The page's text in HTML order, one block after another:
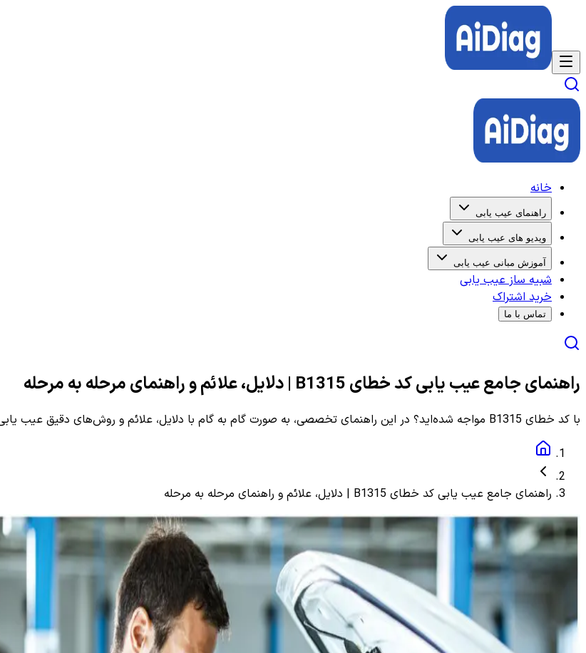
خانه
راهنمای عیب یابی
ویدیو های عیب یابی
آموزش مبانی عیب یابی
شبیه ساز عیب یابی
خرید اشتراک
تماس با ما
راهنمای جامع عیب یابی کد خطای B1315 | دلایل، علائم و راهنمای مرحله به مرحله
با کد خطای B1315 مواجه شده‌اید؟ در این راهنمای تخصصی، به صورت گام به گام با دلایل، علائم و روش‌های دقیق عیب یابی و رفع این ارور آشنا شوید.
راهنمای جامع عیب یابی کد خطای B1315 | دلایل، علائم و راهنمای مرحله به مرحله